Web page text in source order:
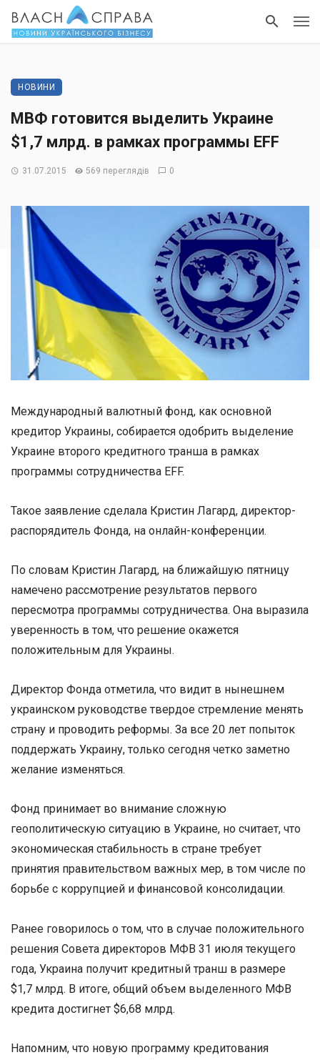
НОВИНИ
МВФ готовится выделить Украине
$1,7 млрд. в рамках программы EFF
31.07.2015 569 переглядів 0
Международный валютный фонд, как основной
кредитор Украины, собирается одобрить выделение
Украине второго кредитного транша в рамках
программы сотрудничества EFF.
Такое заявление сделала Кристин Лагард, директор-
распорядитель Фонда, на онлайн-конференции.
По словам Кристин Лагард, на ближайшую пятницу
намечено рассмотрение результатов первого
пересмотра программы сотрудничества. Она выразила
уверенность в том, что решение окажется
положительным для Украины.
Директор Фонда отметила, что видит в нынешнем
украинском руководстве твердое стремление менять
страну и проводить реформы. За все 20 лет попыток
поддержать Украину, только сегодня четко заметно
желание изменяться.
Фонд принимает во внимание сложную
геополитическую ситуацию в Украине, но считает, что
экономическая стабильность в стране требует
принятия правительством важных мер, в том числе по
борьбе с коррупцией и финансовой консолидации.
Ранее говорилось о том, что в случае положительного
решения Совета директоров МФВ 31 июля текущего
года, Украина получит кредитный транш в размере
$1,7 млрд. В итоге, общий объем выделенного МФВ
кредита достигнет $6,68 млрд.
Напомним, что новую программу кредитования